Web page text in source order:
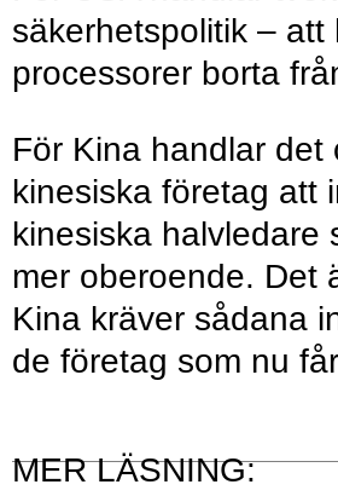
säkerhetspolitik – att
processorer borta
För Kina handlar det
kinesiska företag att
kinesiska halvledare
mer oberoende. Det
Kina kräver sådana
de företag som nu